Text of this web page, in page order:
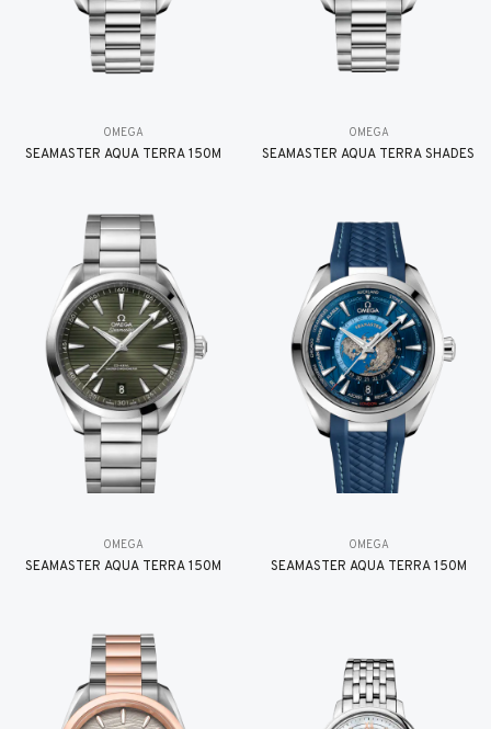
OMEGA
SEAMASTER AQUA TERRA 150M
OMEGA
SEAMASTER AQUA TERRA SHADES
OMEGA
SEAMASTER AQUA TERRA 150M
OMEGA
SEAMASTER AQUA TERRA 150M